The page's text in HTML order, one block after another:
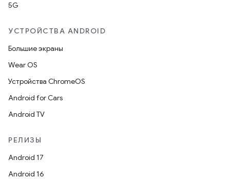
5G
УСТРОЙСТВА ANDROID
Большие экраны
Wear OS
Устройства ChromeOS
Android for Cars
Android TV
РЕЛИЗЫ
Android 17
Android 16